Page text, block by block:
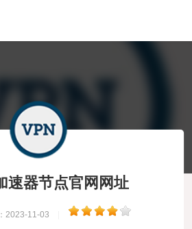
速器节点官网网址
2023-11-03